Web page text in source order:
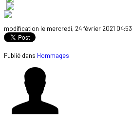
modification le mercredi, 24 février 2021 04:53
Publié dans Hommages